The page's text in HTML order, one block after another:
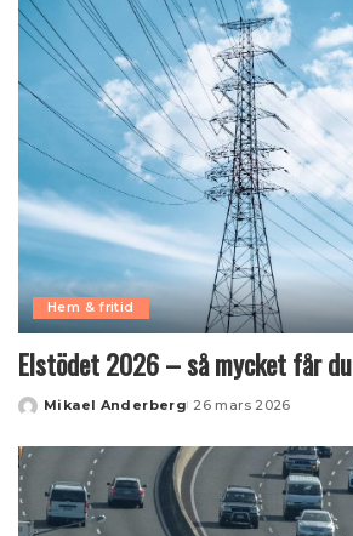
Hem & fritid
Elstödet 2026 – så mycket får du
Posted
Mikael Anderberg 26 mars 2026